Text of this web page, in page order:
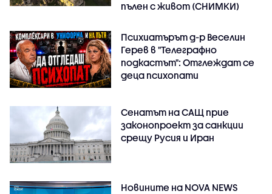
пълен с живот (СНИМКИ)
Психиатърът д-р Веселин
Герев в "Телеграфно
подкастът": Отглеждат се
деца психопати
Сенатът на САЩ прие
законопроект за санкции
срещу Русия и Иран
Новините на NOVA NEWS